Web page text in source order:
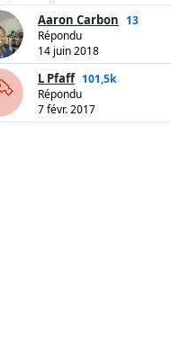
Aaron Carbon 13
Répondu
14 juin 2018
L Pfaff 101,5k
Répondu
7 févr. 2017